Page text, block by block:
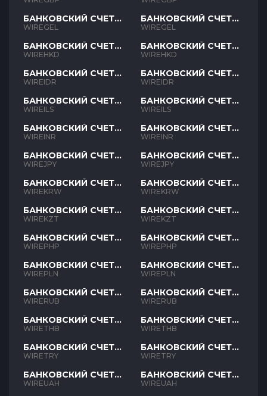
БАНКОВСКИЙ СЧЕТ
GEL
WIREGEL
БАНКОВСКИЙ СЧЕТ
HKD
WIREHKD
БАНКОВСКИЙ СЧЕТ
IDR
WIREIDR
БАНКОВСКИЙ СЧЕТ
ILS
WIREILS
БАНКОВСКИЙ СЧЕТ
INR
WIREINR
БАНКОВСКИЙ СЧЕТ
JPY
WIREJPY
БАНКОВСКИЙ СЧЕТ
KRW
WIREKRW
БАНКОВСКИЙ СЧЕТ
KZT
WIREKZT
БАНКОВСКИЙ СЧЕТ
PHP
WIREPHP
БАНКОВСКИЙ СЧЕТ
PLN
WIREPLN
БАНКОВСКИЙ СЧЕТ
RUB
WIRERUB
БАНКОВСКИЙ СЧЕТ
THB
WIRETHB
БАНКОВСКИЙ СЧЕТ
TRY
WIRETRY
БАНКОВСКИЙ СЧЕТ
UAH
WIREUAH
БАНКОВСКИЙ СЧЕТ
GEL
WIREGEL
БАНКОВСКИЙ СЧЕТ
HKD
WIREHKD
БАНКОВСКИЙ СЧЕТ
IDR
WIREIDR
БАНКОВСКИЙ СЧЕТ
ILS
WIREILS
БАНКОВСКИЙ СЧЕТ
INR
WIREINR
БАНКОВСКИЙ СЧЕТ
JPY
WIREJPY
БАНКОВСКИЙ СЧЕТ
KRW
WIREKRW
БАНКОВСКИЙ СЧЕТ
KZT
WIREKZT
БАНКОВСКИЙ СЧЕТ
PHP
WIREPHP
БАНКОВСКИЙ СЧЕТ
PLN
WIREPLN
БАНКОВСКИЙ СЧЕТ
RUB
WIRERUB
БАНКОВСКИЙ СЧЕТ
THB
WIRETHB
БАНКОВСКИЙ СЧЕТ
TRY
WIRETRY
БАНКОВСКИЙ СЧЕТ
UAH
WIREUAH